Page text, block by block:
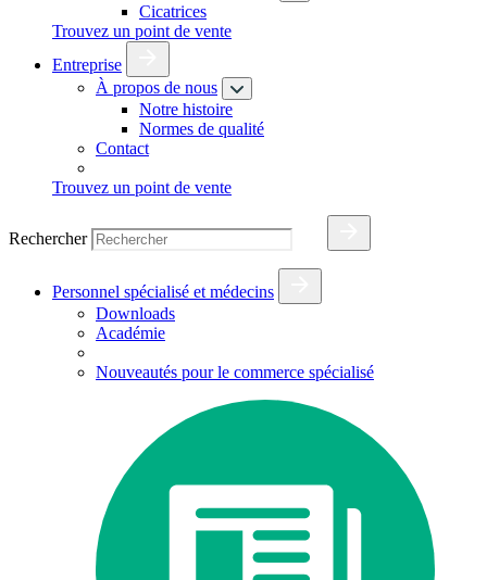
Cicatrices
Trouvez un point de vente
Entreprise
À propos de nous
Notre histoire
Normes de qualité
Contact
Trouvez un point de vente
Rechercher
Personnel spécialisé et médecins
Downloads
Académie
Nouveautés pour le commerce spécialisé